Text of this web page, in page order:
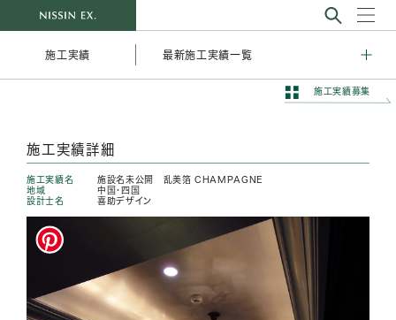
施工実績 最新施工実績一覧
施工実績募集
施工実績詳細
施工実績名
施設名未公開 乱美箔 CHAMPAGNE
地域
中国・四国
設計士名
喜助デザイン